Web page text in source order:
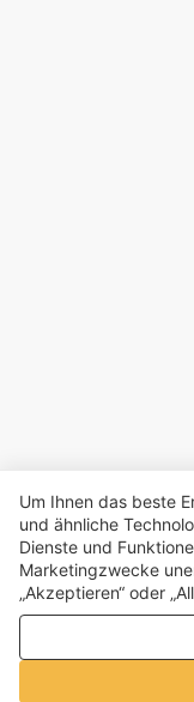
Um Ihnen das beste
und ähnliche
Dienste und
Marketingzwecke
„Akzeptieren“ oder
Leistungs-, Analyse-
ablehnen möchten.
Datenschutz- und